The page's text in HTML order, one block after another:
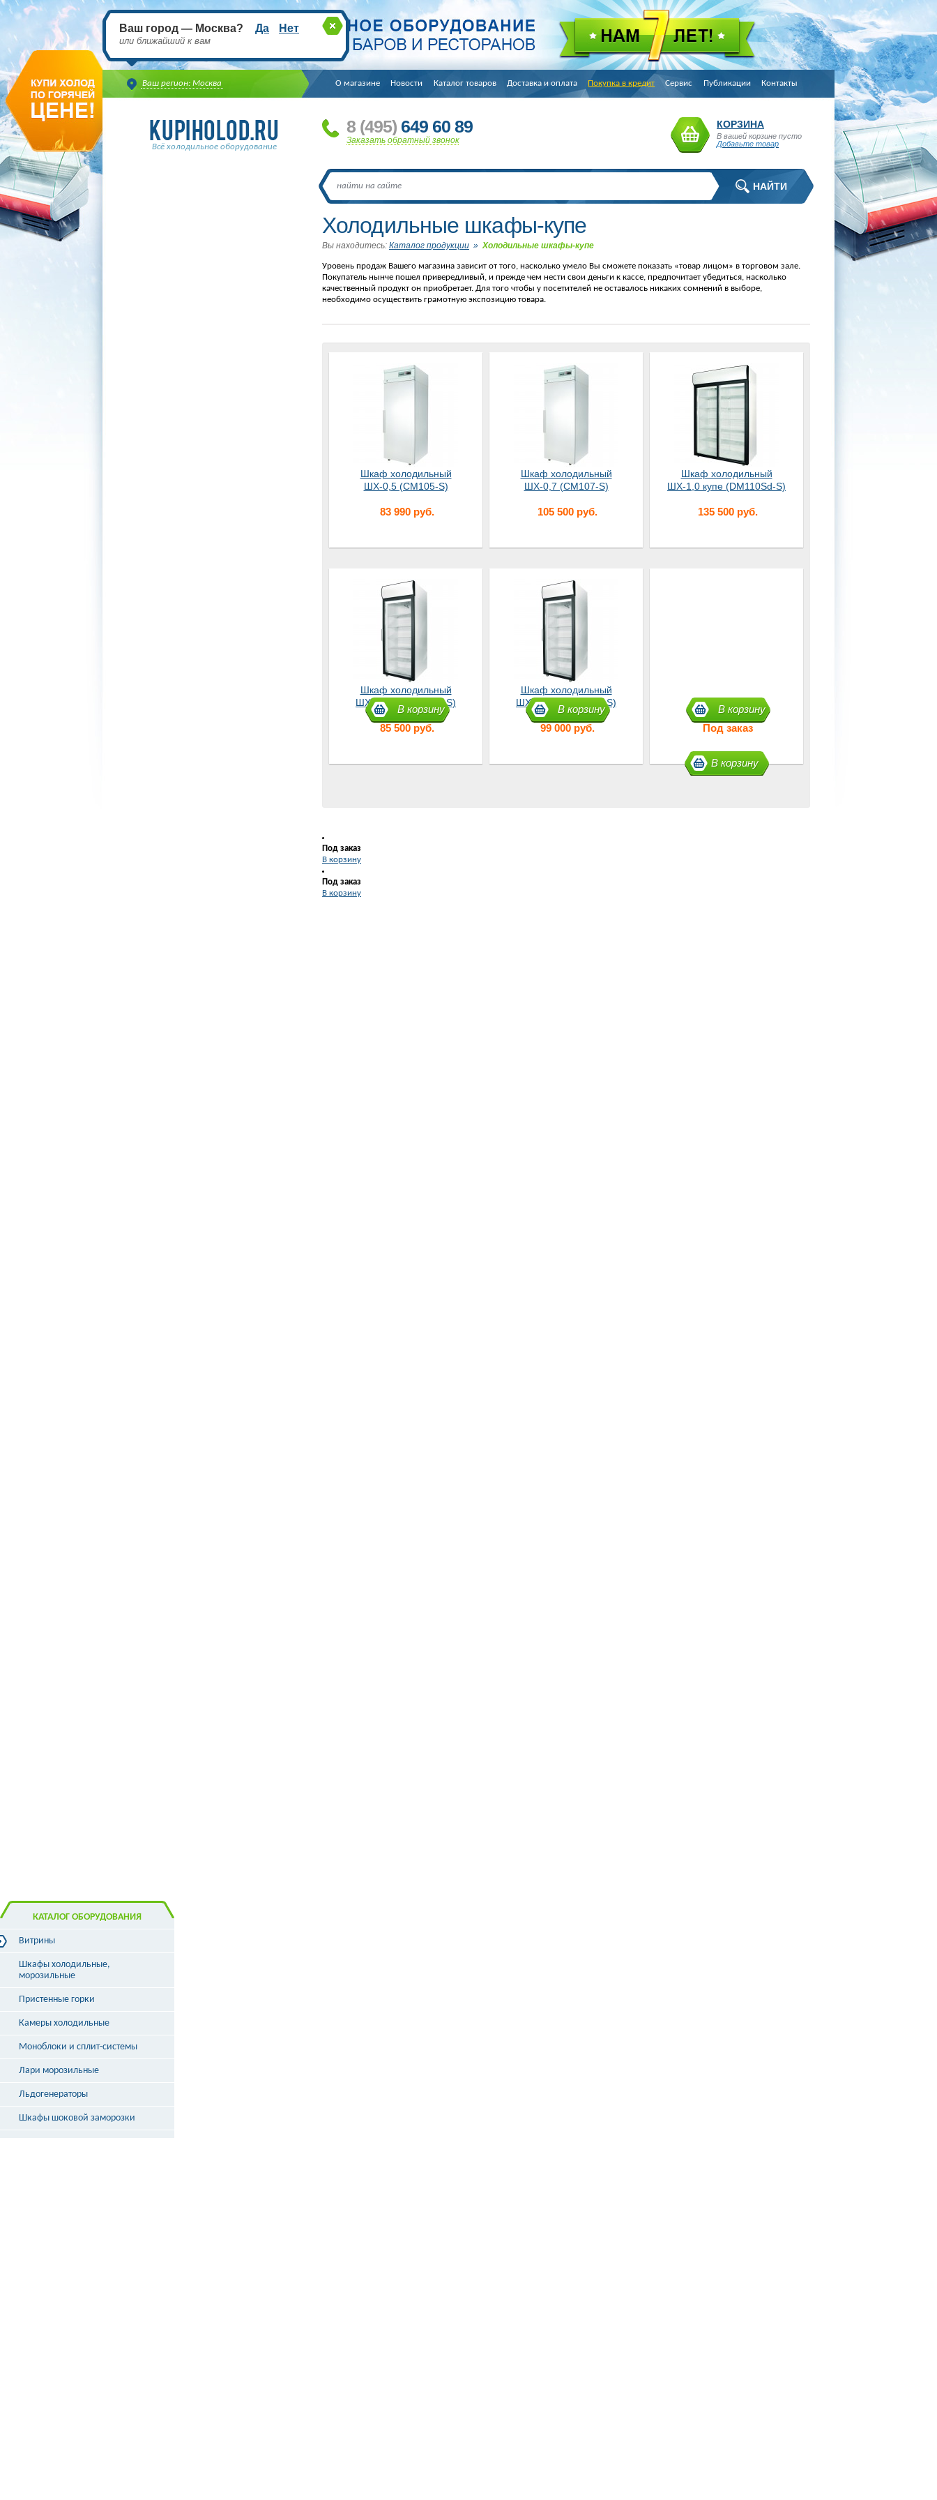
Ваш регион: Москва
Ваш город — Москва? Да Нет
или ближайший к вам
О магазине Новости Каталог товаров Доставка и оплата Покупка в кредит Сервис Публикации Контакты
Всё холодильное оборудование
8 (495) 649 60 89
Заказать обратный звонок
КОРЗИНА
В вашей корзине пусто
Добавьте товар
Холодильные шкафы-купе
Вы находитесь: Каталог продукции »Холодильные шкафы-купе
Уровень продаж Вашего магазина зависит от того, насколько умело Вы сможете показать «товар лицом» в торговом зале.
Покупатель нынче пошел привередливый, и прежде чем нести свои деньги к кассе, предпочитает убедиться, насколько
качественный продукт он приобретает. Для того чтобы у посетителей не оставалось никаких сомнений в выборе,
необходимо осуществить грамотную экспозицию товара.
Шкаф холодильный
ШХ-0,5 (CM105-S)
83 990 руб.
В корзину
Шкаф холодильный
ШХ-0,7 (CM107-S)
105 500 руб.
В корзину
Шкаф холодильный
ШХ-1,0 купе (DM110Sd-S)
135 500 руб.
В корзину
Шкаф холодильный
ШХ-0,5 ДС (DM105-S)
85 500 руб.
Шкаф холодильный
ШХ-0,7 ДС (DM107-S)
99 000 руб. Под заказ
В корзину
Под заказ
В корзину
Под заказ
В корзину
КАТАЛОГ ОБОРУДОВАНИЯ
Витрины
Витрины холодильные
Витрины морозильные
Витрины кондитерские
Витрины угловые
Витрины «рыба на льду»
Шкафы холодильные,
морозильные
Пристенные горки
Камеры холодильные
Моноблоки и сплит-системы
Лари морозильные
Льдогенераторы
Шкафы шоковой заморозки